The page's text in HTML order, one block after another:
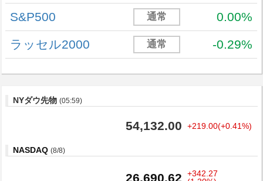
S&P500 通常 0.00%
ラッセル2000 通常 -0.29%
NYダウ先物(05:59)
54,132.00 +219.00(+0.41%)
NASDAQ (8/8)
26,690.62
+342.27